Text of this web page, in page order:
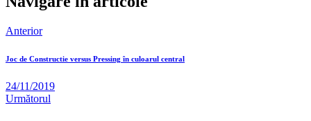
Anterior
Joc de Constructie versus Pressing în culoarul central
24/11/2019
Următorul